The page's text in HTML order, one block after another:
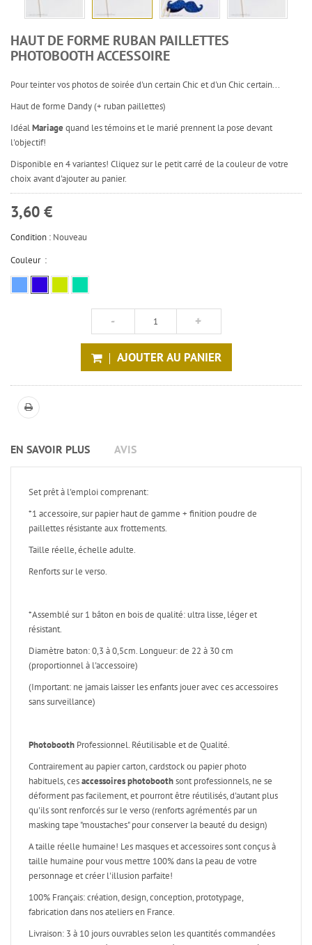
HAUT DE FORME RUBAN PAILLETTES
PHOTOBOOTH ACCESSOIRE
Pour teinter vos photos de soirée d'un certain Chic et d'un Chic certain...
Haut de forme Dandy (+ ruban paillettes)
IdéalMariage quand les témoins et le marié prennent la pose devant
l'objectif!
Disponible en 4 variantes! Cliquez sur le petit carré de la couleur de votre
choix avant d'ajouter au panier.
3,60 €
Condition : Nouveau
Couleur :
AJOUTER AU PANIER
EN SAVOIR PLUS AVIS
Set prêt à l'emploi comprenant:
*1 accessoire, sur papier haut de gamme + finition poudre de
paillettes résistante aux frottements.
Taille réelle, échelle adulte.
Renforts sur le verso.
*Assemblé sur 1 bâton en bois de qualité: ultra lisse, léger et
résistant.
Diamètre baton: 0,3 à 0,5cm. Longueur: de 22 à 30 cm
(proportionnel à l'accessoire)
(Important: ne jamais laisser les enfants jouer avec ces accessoires
sans surveillance)
Photobooth Professionnel. Réutilisable et de Qualité.
Contrairement au papier carton, cardstock ou papier photo
habituels, cesaccessoires photoboothsont professionnels, ne se
déforment pas facilement, et pourront être réutilisés, d'autant plus
qu'ils sont renforcés sur le verso (renforts agrémentés par un
masking tape "moustaches" pour conserver la beauté du design)
A taille réelle humaine! Les masques et accessoires sont conçus à
taille humaine pour vous mettre 100% dans la peau de votre
personnage et créer l'illusion parfaite!
100% Français: création, design, conception, prototypage,
fabrication dans nos ateliers en France.
Livraison: 3 à 10 jours ouvrables selon les quantités commandées